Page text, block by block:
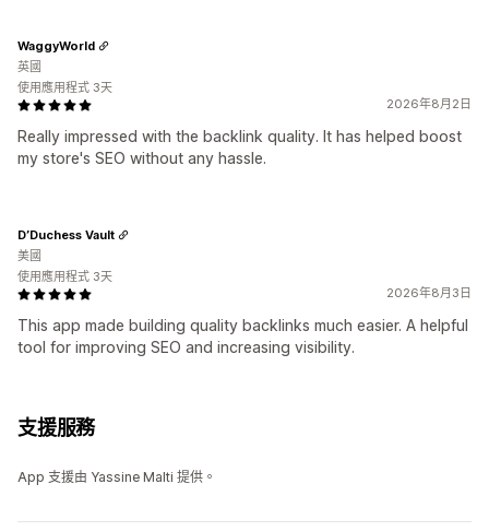
2026年8月2日
Really impressed with the backlink quality. It has helped boost
my store's SEO without any hassle.
WaggyWorld
英國
使用應用程式 3天
2026年8月3日
This app made building quality backlinks much easier. A helpful
tool for improving SEO and increasing visibility.
D’Duchess Vault
美國
使用應用程式 3天
支援服務
App 支援由 Yassine Malti 提供。